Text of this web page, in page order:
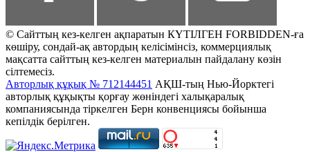
© Сайттың кез-келген ақпаратын КҮТІЛГЕН FORBIDDEN-ға
көшіру, сондай-ақ автордың келісімінсіз, коммерциялық
мақсатта сайттың кез-келген материалын пайдалану көзін
сілтемесіз.
Авторлық құқық № 712144451 АҚШ-тың Нью-Йорктегі
авторлық құқықты қорғау жөніндегі халықаралық
компаниясында тіркелген Берн конвенциясы бойынша
кепілдік берілген.